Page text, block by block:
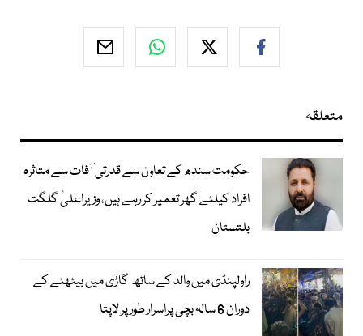
متعلقہ
حکومت سندھ کے تعاون سے قدرتی آفات سے متاثرہ
افراد کیلئے گھر تعمیر کر رہے ہیں، وزیراعلیٰ گلگت
بلتستان
راولپنڈی میں والد کے ساتھ گاڑی میں بیٹھنے کے
دوران 6 سالہ بچی پراسرار طور پر لاپتا